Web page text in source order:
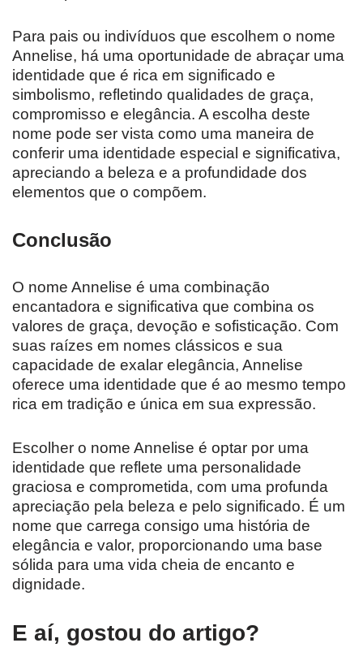
Para pais ou indivíduos que escolhem o nome
Annelise, há uma oportunidade de abraçar uma
identidade que é rica em significado e
simbolismo, refletindo qualidades de graça,
compromisso e elegância. A escolha deste
nome pode ser vista como uma maneira de
conferir uma identidade especial e significativa,
apreciando a beleza e a profundidade dos
elementos que o compõem.
Conclusão
O nome Annelise é uma combinação
encantadora e significativa que combina os
valores de graça, devoção e sofisticação. Com
suas raízes em nomes clássicos e sua
capacidade de exalar elegância, Annelise
oferece uma identidade que é ao mesmo tempo
rica em tradição e única em sua expressão.
Escolher o nome Annelise é optar por uma
identidade que reflete uma personalidade
graciosa e comprometida, com uma profunda
apreciação pela beleza e pelo significado. É um
nome que carrega consigo uma história de
elegância e valor, proporcionando uma base
sólida para uma vida cheia de encanto e
dignidade.
E aí, gostou do artigo?